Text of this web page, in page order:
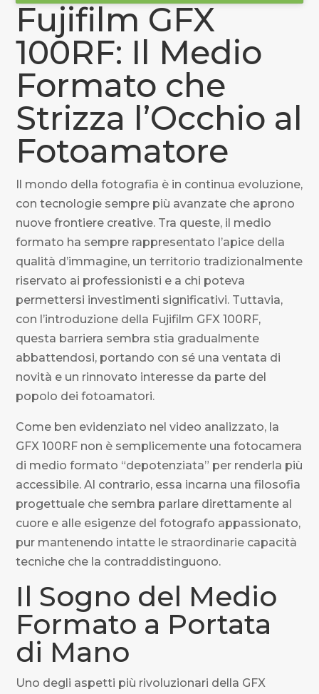
Fujifilm GFX
100RF: Il Medio
Formato che
Strizza l’Occhio al
Fotoamatore
Il mondo della fotografia è in continua evoluzione,
con tecnologie sempre più avanzate che aprono
nuove frontiere creative. Tra queste, il medio
formato ha sempre rappresentato l’apice della
qualità d’immagine, un territorio tradizionalmente
riservato ai professionisti e a chi poteva
permettersi investimenti significativi. Tuttavia,
con l’introduzione della Fujifilm GFX 100RF,
questa barriera sembra stia gradualmente
abbattendosi, portando con sé una ventata di
novità e un rinnovato interesse da parte del
popolo dei fotoamatori.
Come ben evidenziato nel video analizzato, la
GFX 100RF non è semplicemente una fotocamera
di medio formato “depotenziata” per renderla più
accessibile. Al contrario, essa incarna una filosofia
progettuale che sembra parlare direttamente al
cuore e alle esigenze del fotografo appassionato,
pur mantenendo intatte le straordinarie capacità
tecniche che la contraddistinguono.
Il Sogno del Medio
Formato a Portata
di Mano
Uno degli aspetti più rivoluzionari della GFX